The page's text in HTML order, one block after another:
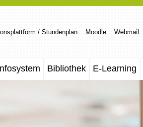
/ Stundenplan Moodle Webmail
Bibliothek E-Learning